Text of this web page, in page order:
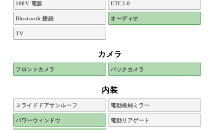
100V 電源 ETC2.0
Bluetooth 接続 オーディオ
TV
カメラ
フロントカメラ バックカメラ
内装
スライドドアサンルーフ 電動格納ミラー
パワーウィンドウ 電動リアゲート